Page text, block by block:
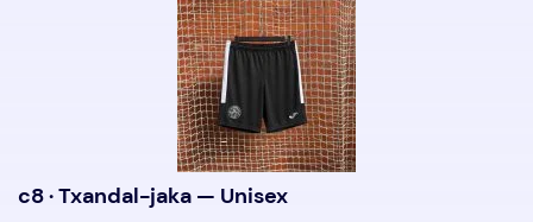
c8 · Txandal-jaka — Unisex